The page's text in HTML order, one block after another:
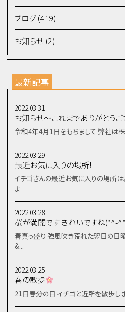
ブログ (419)
お知らせ (2)
最新記事
2022.03.31
お知らせ～これまでありがとうご
令和4年4月1日をもちまして 弊社は
2022.03.29
最近お気に入りの場所!
イチゴさんの最近お気に入りの場所
よ...
2022.03.28
桜が満開です きれいですね(*^-
春真っ盛り 強風吹き荒れた翌日の日
&...
2022.03.25
春の散歩
21日春分の日 イチゴと近所を散歩し